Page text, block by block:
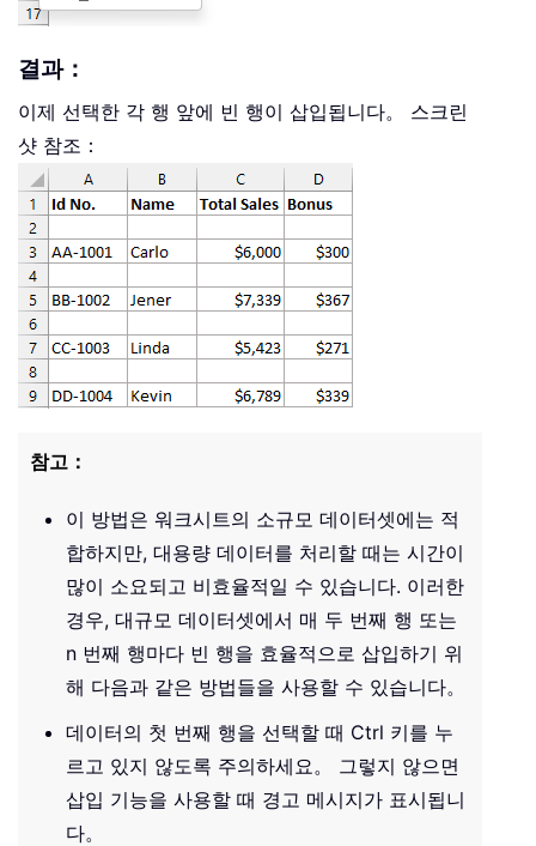
결과：
이제 선택한 각 행 앞에 빈 행이 삽입됩니다。 스크린
샷 참조：
참고：
이 방법은 워크시트의 소규모 데이터셋에는 적
합하지만, 대용량 데이터를 처리할 때는 시간이
많이 소요되고 비효율적일 수 있습니다. 이러한
경우, 대규모 데이터셋에서 매 두 번째 행 또는
n 번째 행마다 빈 행을 효율적으로 삽입하기 위
해 다음과 같은 방법들을 사용할 수 있습니다。
데이터의 첫 번째 행을 선택할 때 Ctrl 키를 누
르고 있지 않도록 주의하세요。 그렇지 않으면
삽입 기능을 사용할 때 경고 메시지가 표시됩니
다。